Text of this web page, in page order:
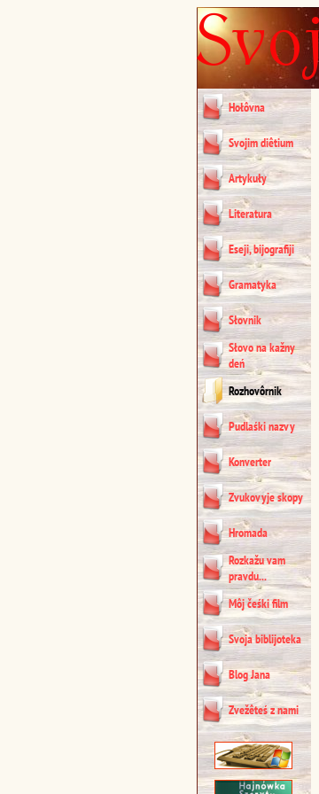
Hołôvna
Svojim diêtium
Artykuły
Literatura
Eseji, bijografiji
Gramatyka
Słovnik
Słovo na kažny
deń
Rozhovôrnik
Pudlaśki nazvy
Konverter
Zvukovyje skopy
Hromada
Rozkažu vam
pravdu...
Môj čeśki film
Svoja biblijoteka
Blog Jana
Zvežêteś z nami